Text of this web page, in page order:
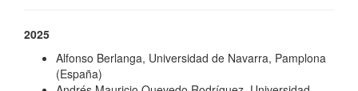
2025
Alfonso Berlanga, Universidad de Navarra, Pamplona
(España)